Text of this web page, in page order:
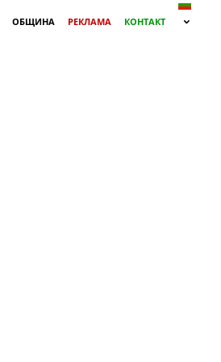
ОБЩИНА РЕКЛАМА
КОНТАКТ